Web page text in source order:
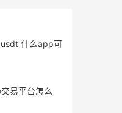
什么app可
易平台怎么